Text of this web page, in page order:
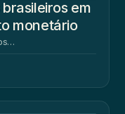
em
monetário